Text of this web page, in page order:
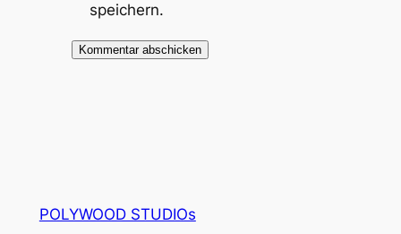
speichern.
POLYWOOD STUDIOs